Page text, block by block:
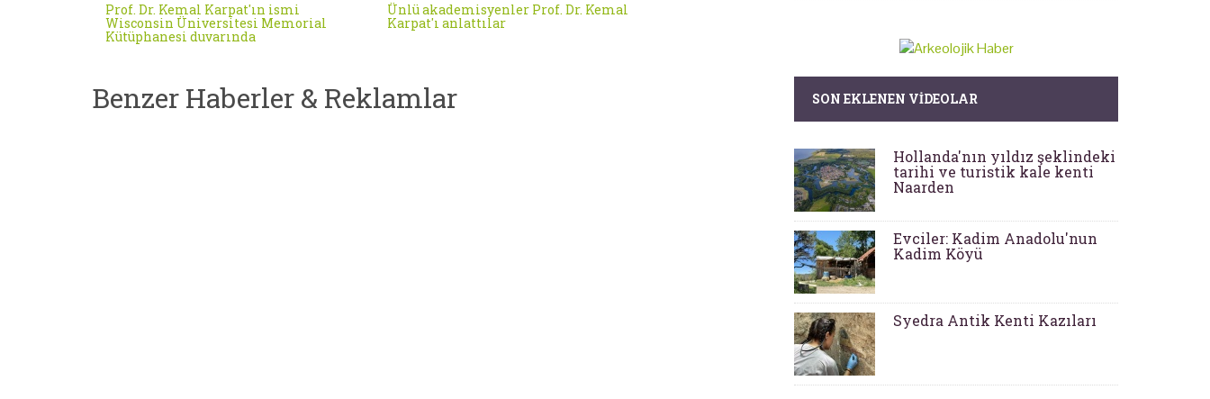
Prof. Dr. Kemal Karpat'ın ismi
Wisconsin Üniversitesi Memorial
Kütüphanesi duvarında
Ünlü akademisyenler Prof. Dr. Kemal
Karpat'ı anlattılar
Benzer Haberler & Reklamlar SON EKLENEN VIDEOLAR
Hollanda'nın yıldız şeklindeki
tarihi ve turistik kale kenti
Naarden
Evciler: Kadim Anadolu'nun
Kadim Köyü
Syedra Antik Kenti Kazıları